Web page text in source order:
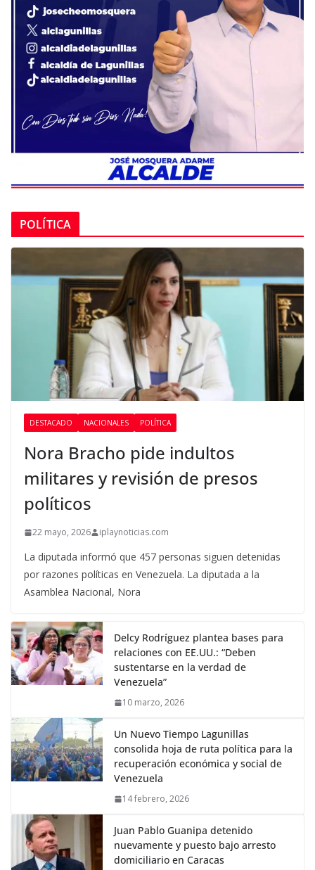
POLÍTICA
DESTACADO NACIONALES POLÍTICA
Nora Bracho pide indultos
militares y revisión de presos
políticos
22 mayo, 2026 iplaynoticias.com
La diputada informó que 457 personas siguen detenidas
por razones políticas en Venezuela. La diputada a la
Asamblea Nacional, Nora
Delcy Rodríguez plantea bases para
relaciones con EE.UU.: “Deben
sustentarse en la verdad de
Venezuela”
10 marzo, 2026
Un Nuevo Tiempo Lagunillas
consolida hoja de ruta política para la
recuperación económica y social de
Venezuela
14 febrero, 2026
Juan Pablo Guanipa detenido
nuevamente y puesto bajo arresto
domiciliario en Caracas